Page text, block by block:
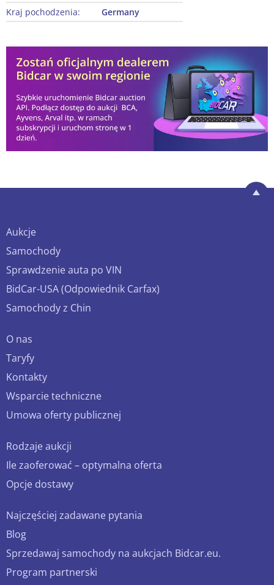
Kraj pochodzenia:
Germany
Aukcje
Samochody
Sprawdzenie auta po VIN
BidCar-USA (Odpowiednik Carfax)
Samochody z Chin
O nas
Taryfy
Kontakty
Wsparcie techniczne
Umowa oferty publicznej
Rodzaje aukcji
Ile zaoferować – optymalna oferta
Opcje dostawy
Najczęściej zadawane pytania
Blog
Sprzedawaj samochody na aukcjach Bidcar.eu.
Program partnerski